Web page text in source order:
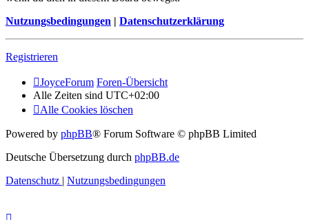
Nutzungsbedingungen | Datenschutzerklärung
Registrieren
JoyceForum Foren-Übersicht
Alle Zeiten sind UTC+02:00
Alle Cookies löschen
Powered by phpBB® Forum Software © phpBB Limited
Deutsche Übersetzung durch phpBB.de
Datenschutz | Nutzungsbedingungen